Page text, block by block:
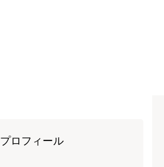
プロフィール